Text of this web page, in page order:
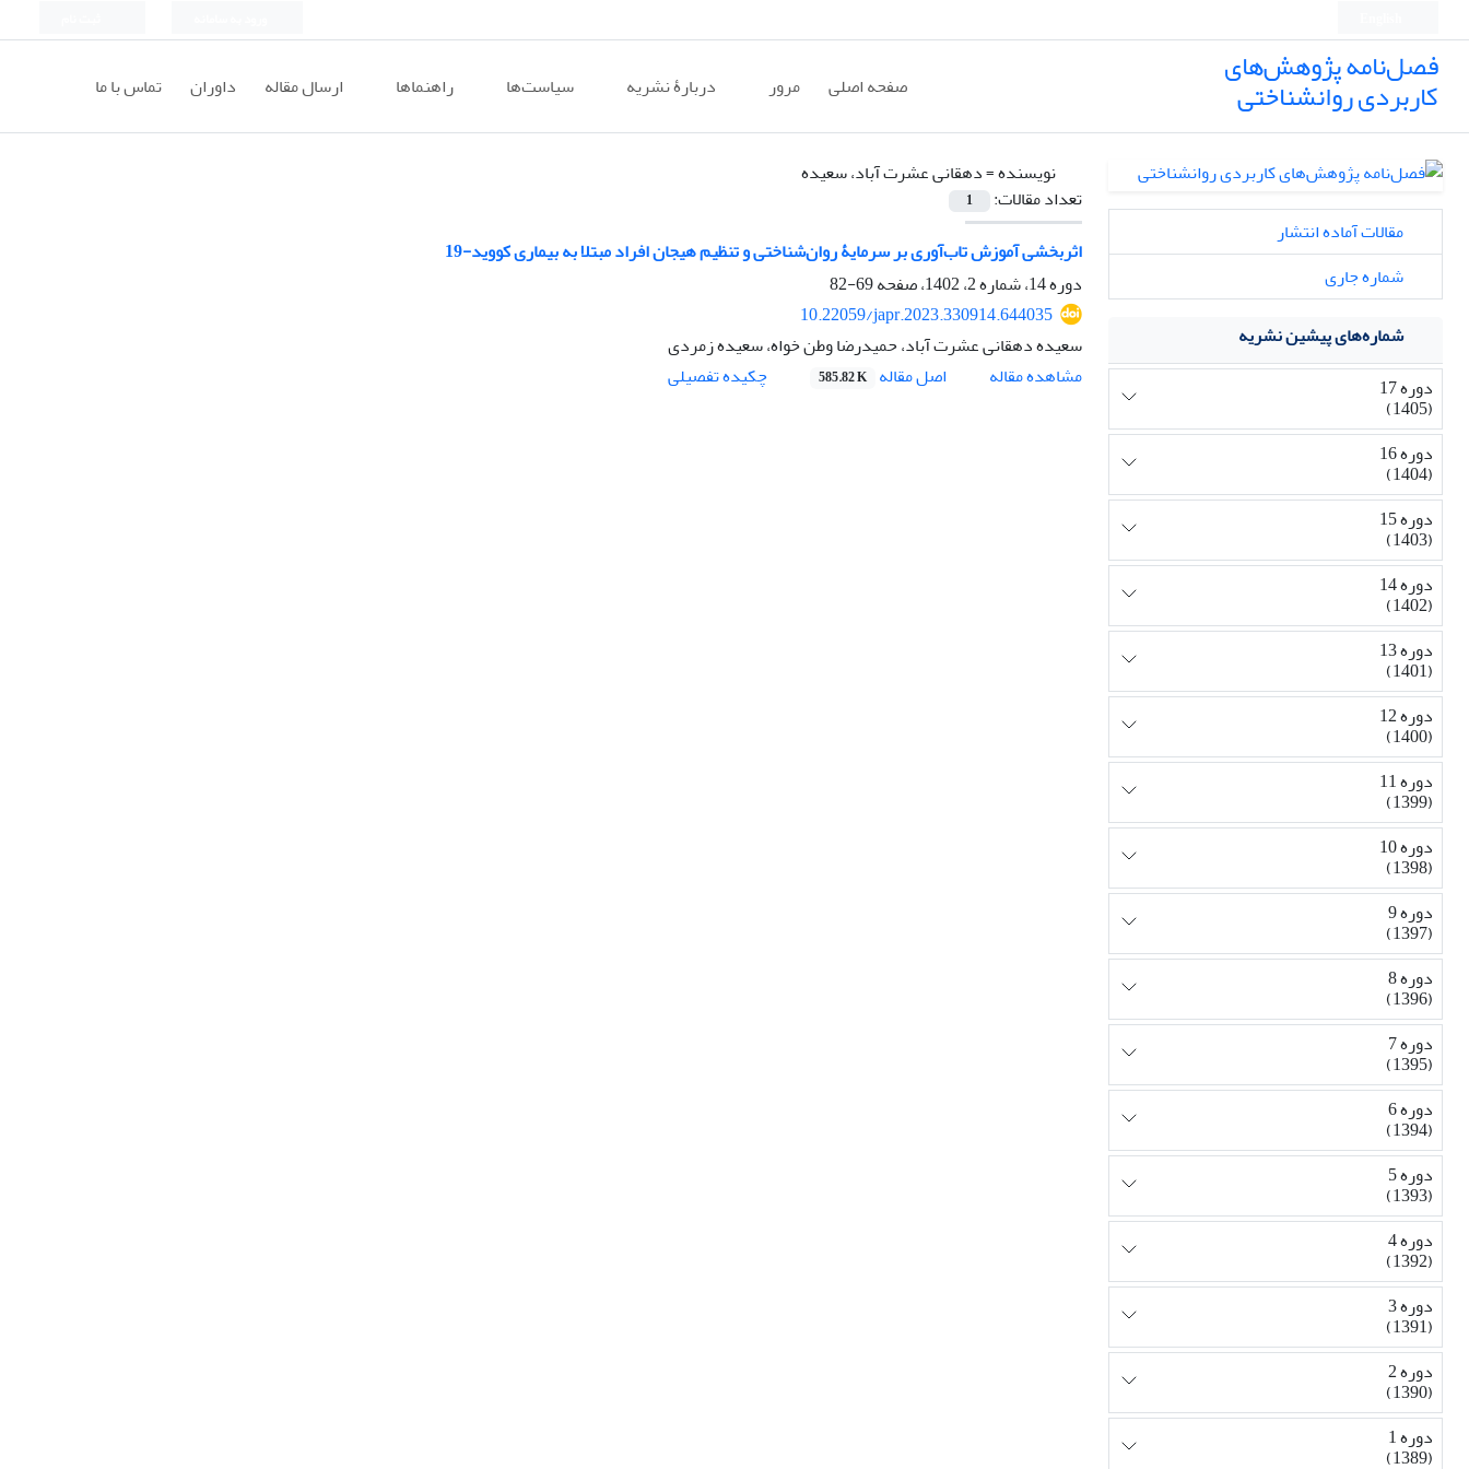
فصل‌نامه پژوهش‌های
کاربردی روانشناختی صفحه اصلی مرور دربارۀ نشریه سیاست‌ها راهنماها ارسال مقاله داوران تماس با ما
نویسنده =دهقانی عشرت آباد، سعیده
تعداد مقالات:
1
اثربخشی آموزش تاب‌آوری بر سرمایۀ روان‌شناختی و تنظیم هیجان افراد مبتلا به بیماری کووید-19
دوره 14، شماره 2، 1402، صفحه
69-82
10.22059/japr.2023.330914.644035
سعیده دهقانی عشرت آباد، حمیدرضا وطن خواه، سعیده زمردی
مشاهده مقاله
اصل مقاله 585.82 K چکیده تفصیلی
مقالات آماده انتشار
شماره جاری
شماره‌های پیشین نشریه
دوره 17
(1405)
دوره 16
(1404)
دوره 15
(1403)
دوره 14
(1402)
دوره 13
(1401)
دوره 12
(1400)
دوره 11
(1399)
دوره 10
(1398)
دوره 9
(1397)
دوره 8
(1396)
دوره 7
(1395)
دوره 6
(1394)
دوره 5
(1393)
دوره 4
(1392)
دوره 3
(1391)
دوره 2
(1390)
دوره 1
(1389)